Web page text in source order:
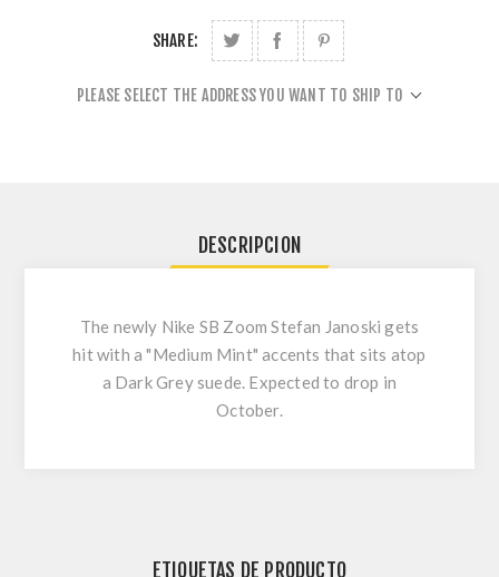
SHARE:
PLEASE SELECT THE ADDRESS YOU WANT TO SHIP TO
DESCRIPCION
The newly Nike SB Zoom Stefan Janoski gets
hit with a "Medium Mint" accents that sits atop
a Dark Grey suede. Expected to drop in
October.
ETIQUETAS DE PRODUCTO